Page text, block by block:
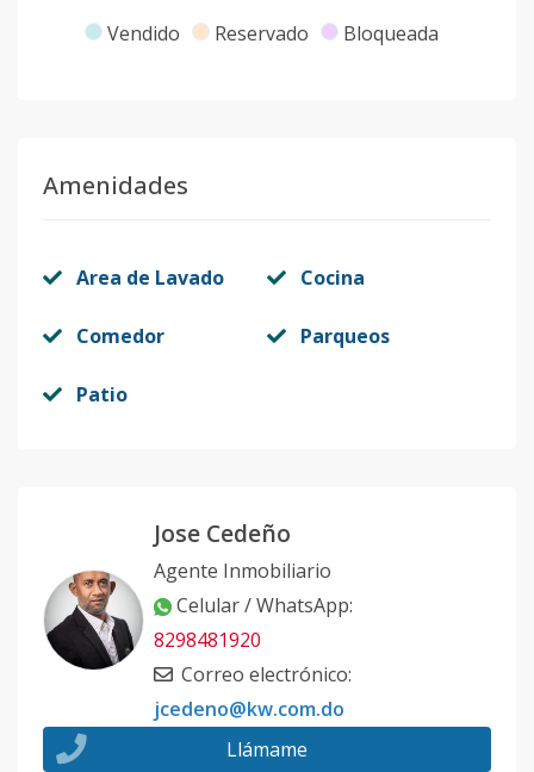
Vendido Reservado Bloqueada
Amenidades
Area de Lavado Cocina
Comedor Parqueos
Patio
Jose Cedeño
Agente Inmobiliario
Celular / WhatsApp:
8298481920
Correo electrónico:
jcedeno@kw.com.do
Llámame